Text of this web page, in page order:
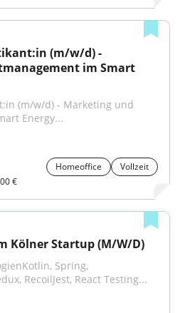
(m/w/d) -
im Smart
(m/w/d) - Marketing und
Energy...
Homeoffice
Vollzeit
€
Kölner Startup (M/W/D)
Spring,
RecoilJest, React Testing...